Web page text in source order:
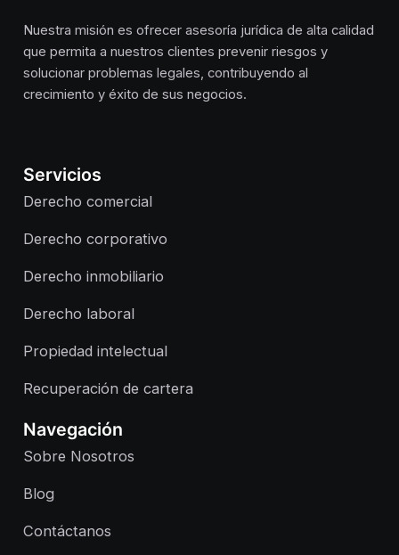
Nuestra misión es ofrecer asesoría jurídica de alta calidad
que permita a nuestros clientes prevenir riesgos y
solucionar problemas legales, contribuyendo al
crecimiento y éxito de sus negocios.
Servicios
Derecho comercial
Derecho corporativo
Derecho inmobiliario
Derecho laboral
Propiedad intelectual
Recuperación de cartera
Navegación
Sobre Nosotros
Blog
Contáctanos